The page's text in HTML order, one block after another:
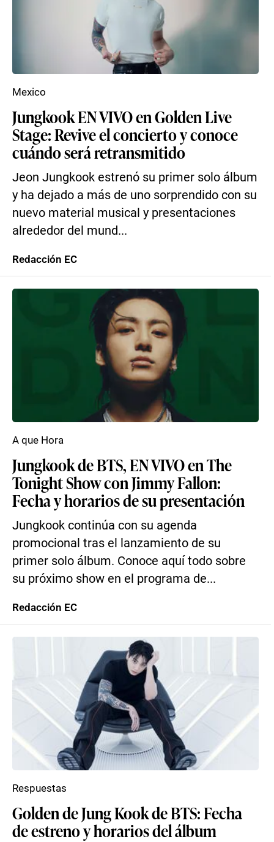
Jungkook EN VIVO en Golden Live
Stage: Revive el concierto y conoce
cuándo será retransmitido
Jeon Jungkook estrenó su primer solo álbum
y ha dejado a más de uno sorprendido con su
nuevo material musical y presentaciones
alrededor del mund...
Mexico
Redacción EC
Jungkook de BTS, EN VIVO en The
Tonight Show con Jimmy Fallon:
Fecha y horarios de su presentación
Jungkook continúa con su agenda
promocional tras el lanzamiento de su
primer solo álbum. Conoce aquí todo sobre
su próximo show en el programa de...
A que Hora
Redacción EC
Golden de Jung Kook de BTS: Fecha
de estreno y horarios del álbum
Respuestas